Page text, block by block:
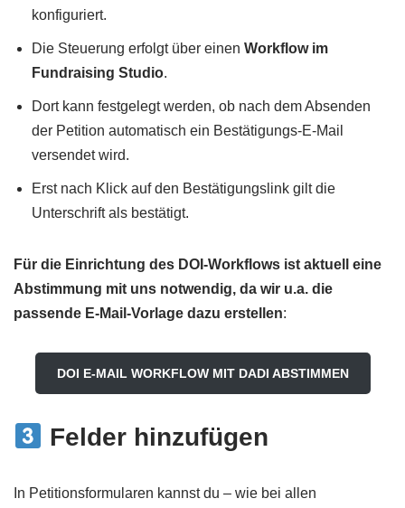
konfiguriert.
Die Steuerung erfolgt über einen Workflow im
Fundraising Studio.
Dort kann festgelegt werden, ob nach dem Absenden
der Petition automatisch ein Bestätigungs-E-Mail
versendet wird.
Erst nach Klick auf den Bestätigungslink gilt die
Unterschrift als bestätigt.
Für die Einrichtung des DOI-Workflows ist aktuell eine
Abstimmung mit uns notwendig, da wir u.a. die
passende E-Mail-Vorlage dazu erstellen:
DOI E-MAIL WORKFLOW MIT DADI ABSTIMMEN
Felder hinzufügen
In Petitionsformularen kannst du – wie bei allen